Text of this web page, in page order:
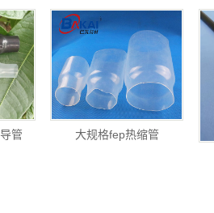
管
大规格fep热缩管